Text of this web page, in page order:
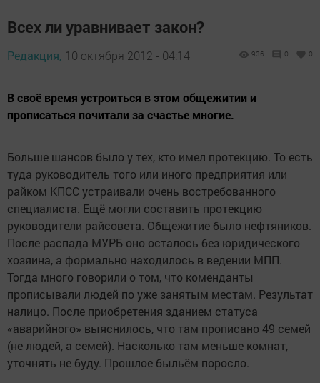
Всех ли уравнивает закон?
Редакция, 10 октября 2012 - 04:14 936 0 0
В своё время устроиться в этом общежитии и
прописаться почитали за счастье многие.
Больше шансов было у тех, кто имел протекцию. То есть
туда руководитель того или иного предприятия или
райком КПСС устраивали очень востребованного
специалиста. Ещё могли составить протекцию
руководители райсовета. Общежитие было нефтяников.
После распада МУРБ оно осталось без юридического
хозяина, а формально находилось в ведении МПП.
Тогда много говорили о том, что коменданты
прописывали людей по уже занятым местам. Результат
налицо. После приобретения зданием статуса
«аварийного» выяснилось, что там прописано 49 семей
(не людей, а семей). Насколько там меньше комнат,
уточнять не буду. Прошлое быльём поросло.